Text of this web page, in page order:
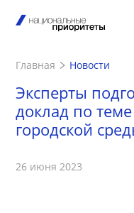
Главная Новости
Эксперты
доклад по теме
городской
26 июня 2023